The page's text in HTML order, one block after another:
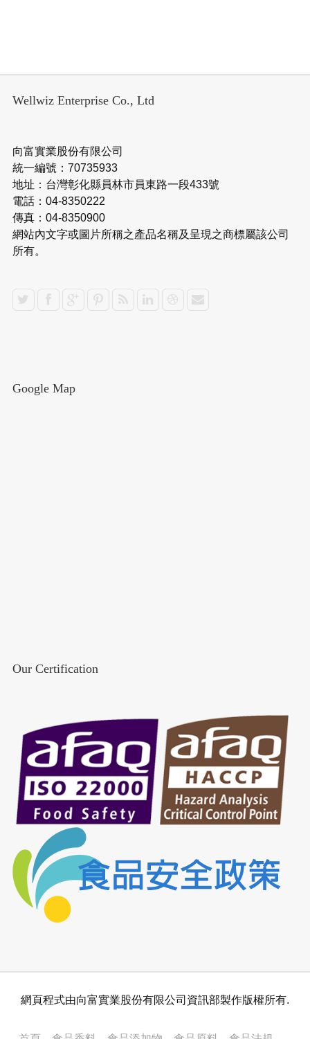
Wellwiz Enterprise Co., Ltd
向富實業股份有限公司
統一編號：70735933
地址：台灣彰化縣員林市員東路一段433號
電話：04-8350222
傳真：04-8350900
網站內文字或圖片所稱之產品名稱及呈現之商標屬該公司
所有。
Google Map
Our Certification
網頁程式由向富實業股份有限公司資訊部製作版權所有.